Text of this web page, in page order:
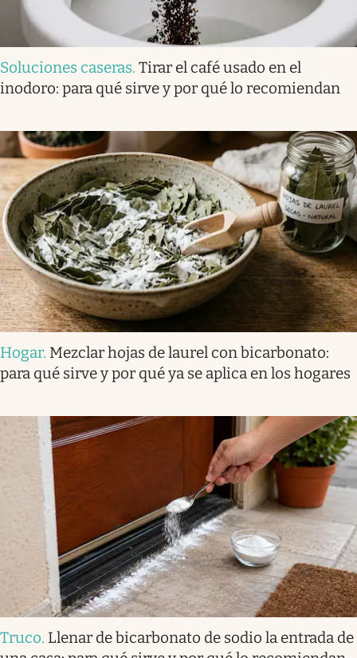
Soluciones caseras. Tirar el café usado en el
inodoro: para qué sirve y por qué lo recomiendan
Hogar. Mezclar hojas de laurel con bicarbonato:
para qué sirve y por qué ya se aplica en los hogares
Truco. Llenar de bicarbonato de sodio la entrada de